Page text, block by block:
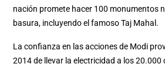
nación promete hacer 100 monumentos
basura, incluyendo el famoso Taj Mahal.
La confianza en las acciones de Modi
2014 de llevar la electricidad a los 20.000